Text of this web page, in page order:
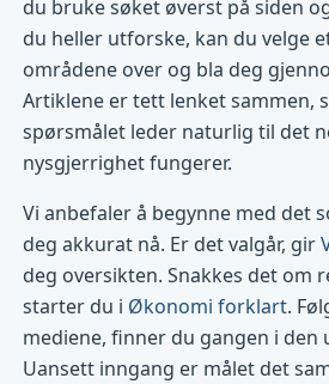
du bruke søket øverst på siden
du heller utforske, kan du velge
områdene over og bla deg
Artiklene er tett lenket sammen,
spørsmålet leder naturlig til det
nysgjerrighet fungerer.
Vi anbefaler å begynne med det
deg akkurat nå. Er det valgår, gir
deg oversikten. Snakkes det om
starter du i Økonomi forklart.
mediene, finner du gangen i den
Uansett inngang er målet det